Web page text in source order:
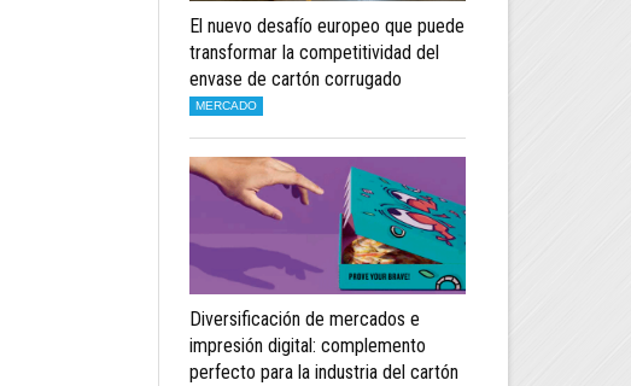
El nuevo desafío europeo que puede
transformar la competitividad del
envase de cartón corrugado
MERCADO
Diversificación de mercados e
impresión digital: complemento
perfecto para la industria del cartón